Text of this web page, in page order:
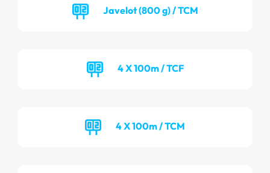
Javelot (800 g) / TCM
4 X 100m / TCF
4 X 100m / TCM